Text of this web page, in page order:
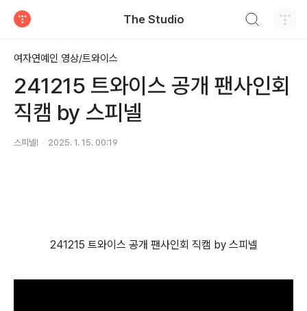
The Studio
여자연예인 영상/트와이스
241215 트와이스 공개 팬사인회
직캠 by 스피넬
스피넬! 2025. 1. 15. 00:19
241215 트와이스 공개 팬사인회 직캠 by 스피넬